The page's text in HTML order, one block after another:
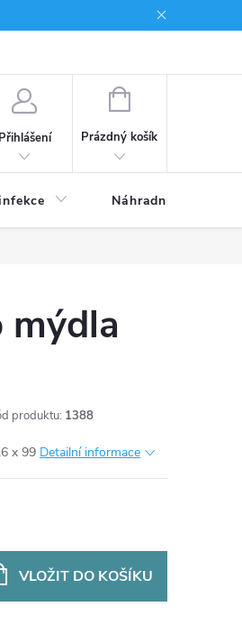
Přihlášení
NÁKUPNÍ
Prázdný košík
Náhradní díly
mýdla
produktu: 1388
x 99 Detailní informace
VLOŽIT DO KOŠÍKU